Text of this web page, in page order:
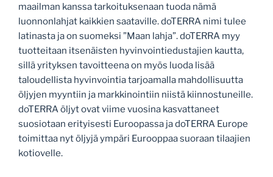
maailman kanssa tarkoituksenaan tuoda nämä
luonnonlahjat kaikkien saataville. doTERRA nimi tulee
latinasta ja on suomeksi ”Maan lahja”. doTERRA myy
tuotteitaan itsenäisten hyvinvointiedustajien kautta,
sillä yrityksen tavoitteena on myös luoda lisää
taloudellista hyvinvointia tarjoamalla mahdollisuutta
öljyjen myyntiin ja markkinointiin niistä kiinnostuneille.
doTERRA öljyt ovat viime vuosina kasvattaneet
suosiotaan erityisesti Euroopassa ja doTERRA Europe
toimittaa nyt öljyjä ympäri Eurooppaa suoraan tilaajien
kotiovelle.